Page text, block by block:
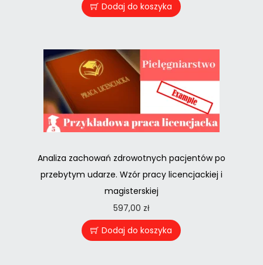
Dodaj do koszyka
Analiza zachowań zdrowotnych pacjentów po
przebytym udarze. Wzór pracy licencjackiej i
magisterskiej
597,00 zł
Dodaj do koszyka